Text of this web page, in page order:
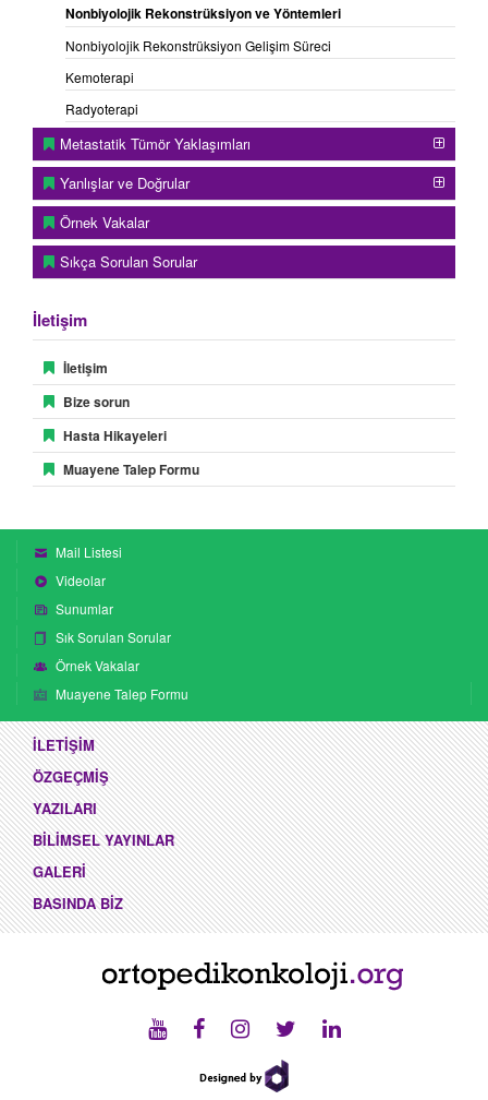
Nonbiyolojik Rekonstrüksiyon ve Yöntemleri
Nonbiyolojik Rekonstrüksiyon Gelişim Süreci
Kemoterapi
Radyoterapi
Metastatik Tümör Yaklaşımları
Yanlışlar ve Doğrular
Örnek Vakalar
Sıkça Sorulan Sorular
İletişim
İletişim
Bize sorun
Hasta Hikayeleri
Muayene Talep Formu
Mail Listesi
Videolar
Sunumlar
Sık Sorulan Sorular
Örnek Vakalar
Muayene Talep Formu
İLETİŞİM
ÖZGEÇMİŞ
YAZILARI
BİLİMSEL YAYINLAR
GALERİ
BASINDA BİZ